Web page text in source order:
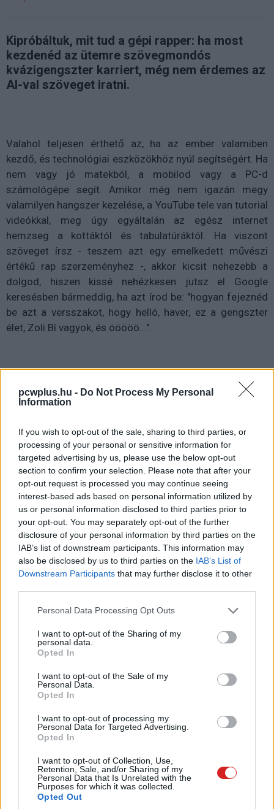
pcwplus.hu - Do Not Process My Personal
Information
If you wish to opt-out of the sale, sharing to third parties, or
processing of your personal or sensitive information for
targeted advertising by us, please use the below opt-out
section to confirm your selection. Please note that after your
opt-out request is processed you may continue seeing
interest-based ads based on personal information utilized by
us or personal information disclosed to third parties prior to
your opt-out. You may separately opt-out of the further
disclosure of your personal information by third parties on the
IAB’s list of downstream participants. This information may
also be disclosed by us to third parties on the IAB’s List of
Downstream Participants that may further disclose it to other
Please note that this website/app uses one or more Google
not limited to your visit or usage behaviour. You may click to
grant or deny consent to Google and its third-party tags to
use your data for below specified purposes in below Google
consent section.
Personal Data Processing Opt Outs
I want to opt-out of the Sharing of my
personal data.
Opted In
I want to opt-out of the Sale of my
Personal Data.
Opted In
I want to opt-out of processing my
Personal Data for Targeted Advertising.
Opted In
I want to opt-out of Collection, Use,
Retention, Sale, and/or Sharing of my
Personal Data that Is Unrelated with the
Purposes for which it was collected.
Opted Out
Kipróbáltuk, mit tud a gépi rapper: ha most
kezdenéd az ütemre szövegmondós
kvázigengszter karriert, még nem érdemes az
AI-val szöveget iratni.
Valahol teljesen érthető az, ha az ember valamiben
kezdő, és technológiai eszközökhöz nyúl segítségért. Ha
nem vagy jó matekból, a mobilod vagy a PC-d
számológépe segít. Amikor még nem igazán megy
valamilyen hangszer kezelése, a YouTube tele van tutorial
videókkal, meg úgy egyáltalán az egész internet
hemzseg a kottáktól és tabulatúráktól. Ha viszont
szöveget írsz - teszem azt egy emelkedett művészi
értékű rap szerzeményhez -, akkor kicsit nehezebb a
dolgod, hiszen kissé nehézkesen jutsz el Google
keresésben bármeddig, ha azt írod be: "hogyan fejeznéd
be azt a versszakot, hogy helló, haver, ez a gengszter
élet, Zoli Bí vagyok, és ööööö...".
Na, itt jön képbe a mesterséges intelligencia, legalábbis
manapság egyre többen gondolhatnák így, hiszen a
mindenben segítenek, akkor milyen gondot okozhat nekik
néhány frappáns dalszöveg-sor? Így gondolta ezt Li
Kang Yu, a Vicarious AI nevű cég kutatója, aki fogta az
általuk terelgetett neurális hálózatot, és ellátta egy
tonnányi rap-előadó szövegeivel Eminemtől Snoop
Doggon át Kanye Westig, tessék tanulni, felismerni az
általános szófordulatokat, rímeket, témaköröket. 180
000 sornyi rap-szöveget olvastatott át 14 különféle
előadótól, amelyben 50 000 rímelő sort tudott
elkülöníteni. Aztán, amikor ez megvolt, a szakember
Az első eredményeket így összegezte: "nagyon
Pedig az algoritmust a korábbi AI-kísérletek helyett már
a Google Brain projektre alapozta, amely arról híres, hogy
a nyelvi feldolgozás során "messzebbre lát" egyes
szavaknál, például képes érzékelni a nagyobb szövegközi
összefüggéseket, mögöttes jelentéseket is. Ehhez
képest Li szerint a Home-made Rap Machine névre
keresztelt szoftver nyelvi leleményessége kiábrándító.
általános szóval végződik az általunk megadott sor, de
legtöbbször az eredmény inkább csak fura szóköpködés
random mondatokkal, amiket áthat némi wannabe-rapper